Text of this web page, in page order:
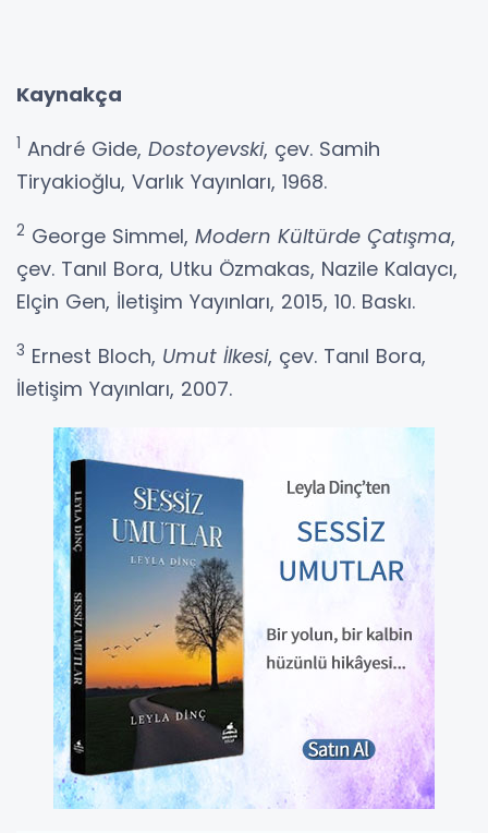
Kaynakça
1 André Gide, Dostoyevski, çev. Samih
Tiryakioğlu, Varlık Yayınları, 1968.
2 George Simmel, Modern Kültürde Çatışma,
çev. Tanıl Bora, Utku Özmakas, Nazile Kalaycı,
Elçin Gen, İletişim Yayınları, 2015, 10. Baskı.
3 Ernest Bloch, Umut İlkesi, çev. Tanıl Bora,
İletişim Yayınları, 2007.